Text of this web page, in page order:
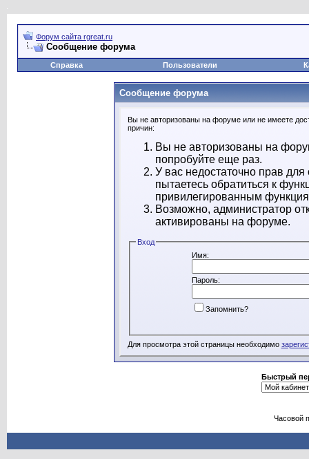
Форум сайта rgreat.ru
Сообщение форума
Справка Пользователи
Сообщение форума
Вы не авторизованы на форуме или не имеете
причин:
Вы не авторизованы на
попробуйте еще раз.
У вас недостаточно прав
пытаетесь обратиться к
привилегированным
Возможно, администратор
активированы на форуме.
Вход
Имя:
Пароль:
Запомнить?
Для просмотра этой страницы необходимо
Быстрый
Часовой